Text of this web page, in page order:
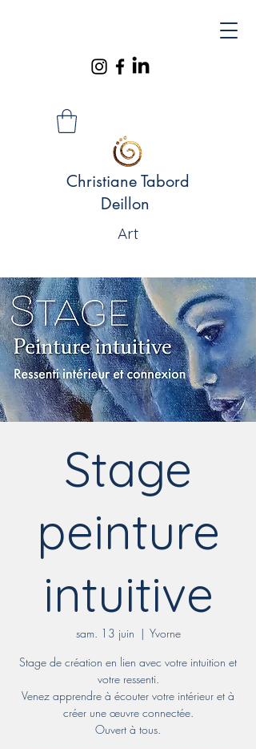
Christiane Tabord
Deillon
Art
Stage
peinture
intuitive
sam. 13 juin
  |
Yvorne
Stage de création en lien avec votre intuition et
votre ressenti.
Venez apprendre à écouter votre intérieur et à
créer une œuvre connectée.
Ouvert à tous.